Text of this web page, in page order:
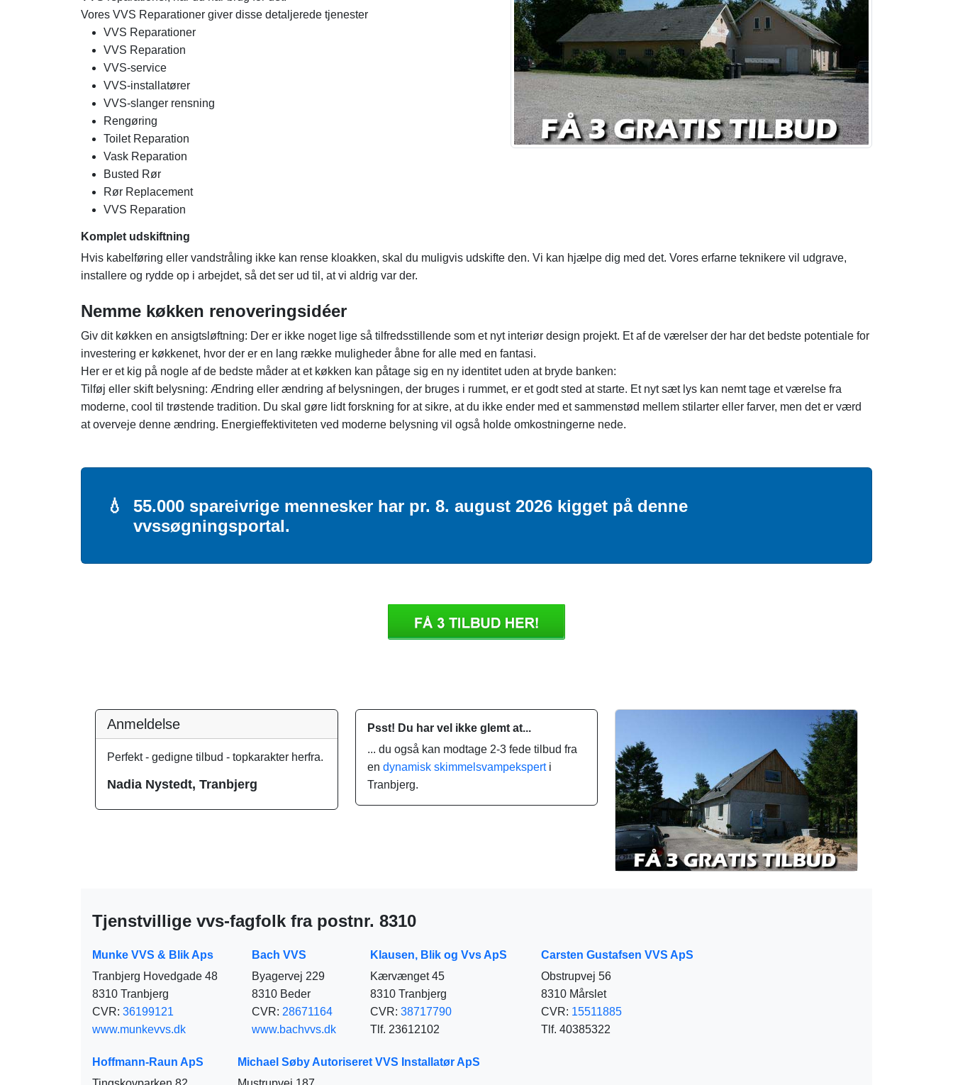
Vores VVS Reparationer giver disse detaljerede tjenester
VVS Reparationer
VVS Reparation
VVS-service
VVS-installatører
VVS-slanger rensning
Rengøring
Toilet Reparation
Vask Reparation
Busted Rør
Rør Replacement
VVS Reparation
Komplet udskiftning
Hvis kabelføring eller vandstråling ikke kan rense kloakken, skal du muligvis udskifte den. Vi kan hjælpe dig med det. Vores erfarne teknikere vil udgrave,
installere og rydde op i arbejdet, så det ser ud til, at vi aldrig var der.
Nemme køkken renoveringsidéer
Giv dit køkken en ansigtsløftning: Der er ikke noget lige så tilfredsstillende som et nyt interiør design projekt. Et af de værelser der har det bedste potentiale for
investering er køkkenet, hvor der er en lang række muligheder åbne for alle med en fantasi.
Her er et kig på nogle af de bedste måder at et køkken kan påtage sig en ny identitet uden at bryde banken:
Tilføj eller skift belysning: Ændring eller ændring af belysningen, der bruges i rummet, er et godt sted at starte. Et nyt sæt lys kan nemt tage et værelse fra
moderne, cool til trøstende tradition. Du skal gøre lidt forskning for at sikre, at du ikke ender med et sammenstød mellem stilarter eller farver, men det er værd
at overveje denne ændring. Energieffektiviteten ved moderne belysning vil også holde omkostningerne nede.
💧 55.000 spareivrige mennesker har pr. 8. august 2026 kigget på denne
vvssøgningsportal.
Anmeldelse
Perfekt - gedigne tilbud - topkarakter herfra.
Nadia Nystedt, Tranbjerg
Psst! Du har vel ikke glemt at...
... du også kan modtage 2-3 fede tilbud fra
en dynamisk skimmelsvampeksperti
Tranbjerg.
Tjenstvillige vvs-fagfolk fra postnr. 8310
Munke VVS & Blik Aps
Tranbjerg Hovedgade 48
8310 Tranbjerg
CVR: 36199121
www.munkevvs.dk
Bach VVS
Byagervej 229
8310 Beder
CVR: 28671164
www.bachvvs.dk
Klausen, Blik og Vvs ApS
Kærvænget 45
8310 Tranbjerg
CVR: 38717790
Tlf. 23612102
Carsten Gustafsen VVS ApS
Obstrupvej 56
8310 Mårslet
CVR: 15511885
Tlf. 40385322
Hoffmann-Raun ApS
Michael Søby Autoriseret VVS Installatør ApS